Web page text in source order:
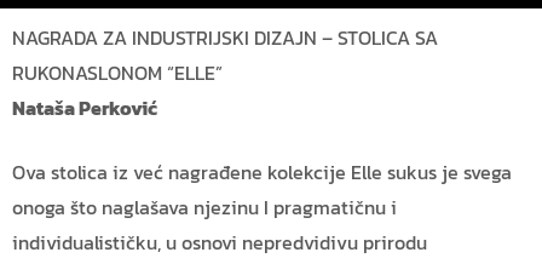
NAGRADA ZA INDUSTRIJSKI DIZAJN – STOLICA SA
RUKONASLONOM “ELLE”
Nataša Perković
Ova stolica iz već nagrađene kolekcije Elle sukus je svega
onoga što naglašava njezinu I pragmatičnu i
individualističku, u osnovi nepredvidivu prirodu